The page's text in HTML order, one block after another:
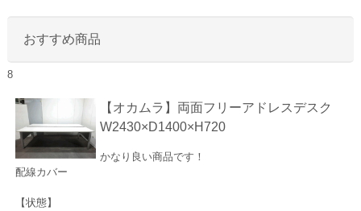
おすすめ商品
8
【オカムラ】両面フリーアドレスデスク
W2430×D1400×H720
かなり良い商品です！
配線カバー
【状態】